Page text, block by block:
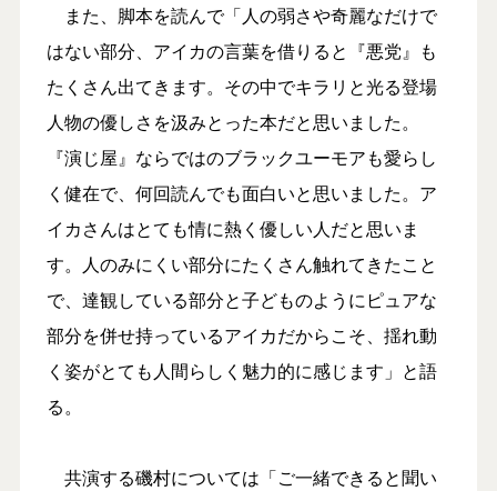
また、脚本を読んで「人の弱さや奇麗なだけで
はない部分、アイカの言葉を借りると『悪党』も
たくさん出てきます。その中でキラリと光る登場
人物の優しさを汲みとった本だと思いました。
『演じ屋』ならではのブラックユーモアも愛らし
く健在で、何回読んでも面白いと思いました。ア
イカさんはとても情に熱く優しい人だと思いま
す。人のみにくい部分にたくさん触れてきたこと
で、達観している部分と子どものようにピュアな
部分を併せ持っているアイカだからこそ、揺れ動
く姿がとても人間らしく魅力的に感じます」と語
る。
共演する磯村については「ご一緒できると聞い